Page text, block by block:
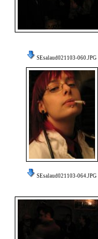
SEsalaud021103-060.JPG
SEsalaud021103-064.JPG